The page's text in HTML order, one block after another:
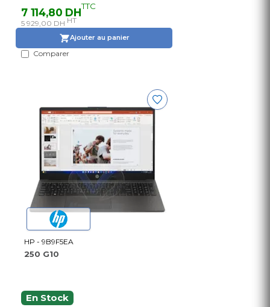
7 114,80 DHTTC
5 929,00 DH HT
Ajouter au panier
Comparer
HP - 9B9F5EA
250 G10
En Stock